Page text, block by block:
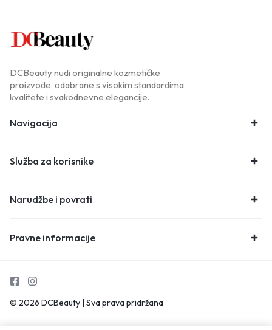
DCBeauty nudi originalne kozmetičke
proizvode, odabrane s visokim standardima
kvalitete i svakodnevne elegancije.
Navigacija
Služba za korisnike
Narudžbe i povrati
Pravne informacije
© 2026 DCBeauty | Sva prava pridržana